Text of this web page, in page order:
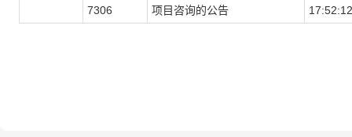
7306
项目咨询的公告
17:52:12